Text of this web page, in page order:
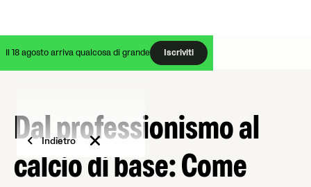
Il 18 agosto arriva qualcosa di grande Iscriviti
Indietro
Dal professionismo al
calcio di base: Come